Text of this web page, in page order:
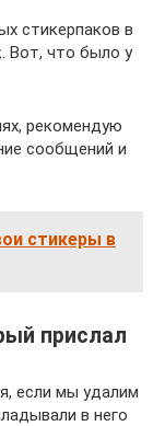
стикерпаков в
Вот, что было у
рекомендую
сообщений и
стикеры в
прислал
если мы удалим
в него